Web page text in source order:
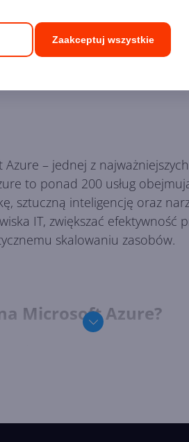
Zaakceptuj wszystkie
– jednej z
to ponad 200 usług
sztuczną inteligencję oraz
IT, zwiększać efektywność
skalowaniu zasobów.
Microsoft Azure?